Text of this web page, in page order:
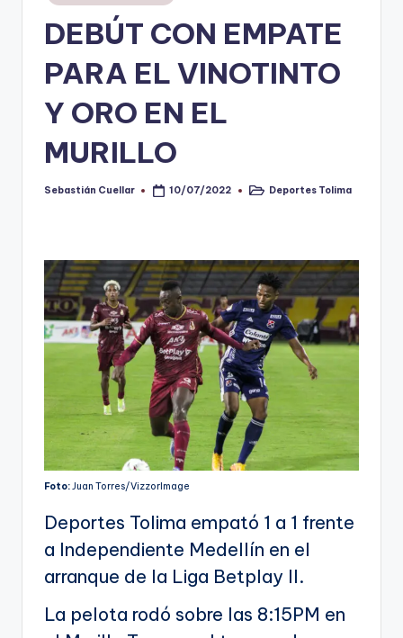
V
en
DEBÚT CON EMPATE
PARA EL VINOTINTO
Y ORO EN EL
MURILLO
Publicado
Sebastián Cuellar 10/07/2022
Publicado
Deportes Tolima
Foto:Juan Torres/VizzorImage
Deportes Tolima empató 1 a 1 frente
a Independiente Medellín en el
arranque de la Liga Betplay ll.
La pelota rodó sobre las 8:15PM en